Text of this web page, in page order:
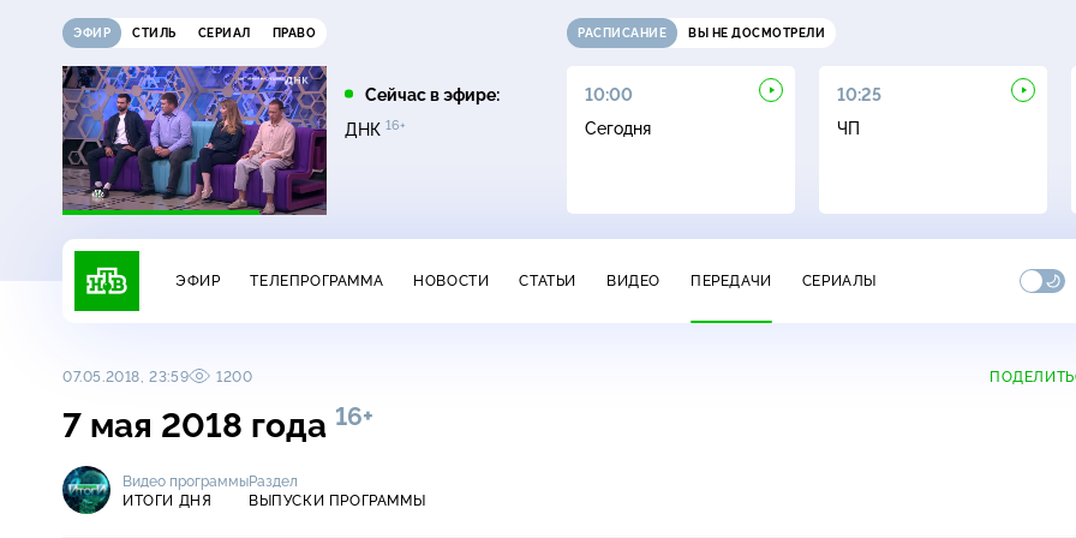
ЭФИР СТИЛЬ СЕРИАЛ ПРАВО
Сейчас в эфире:
ДНК 16+
РАСПИСАНИЕ ВЫ НЕ ДОСМОТРЕЛИ
07:35
Лесник16+
08:05
Лесник. Своя земля
10:00
Сегодня
10:25
ЧП
ЭФИР ТЕЛЕПРОГРАММА НОВОСТИ СТАТЬИ ВИДЕО ПЕРЕДАЧИ СЕРИАЛЫ
07.05.2018, 23:59 1200
7 мая 2018 года 16+
Видео программы
ИТОГИ ДНЯ
Раздел
ВЫПУСКИ ПРОГРАММЫ